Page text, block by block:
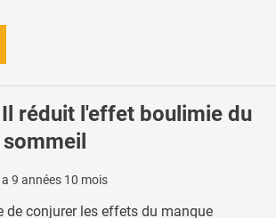
Il réduit l'effet boulimie du
9 années 10 mois
de conjurer les effets du manque